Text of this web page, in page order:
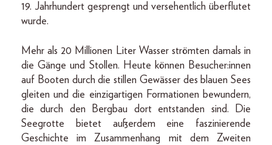
19. Jahrhundert gesprengt und versehentlich überflutet
wurde.
Mehr als 20 Millionen Liter Wasser strömten damals in
die Gänge und Stollen. Heute können Besucher:innen
auf Booten durch die stillen Gewässer des blauen Sees
gleiten und die einzigartigen Formationen bewundern,
die durch den Bergbau dort entstanden sind. Die
Seegrotte bietet außerdem eine faszinierende
Geschichte im Zusammenhang mit dem Zweiten